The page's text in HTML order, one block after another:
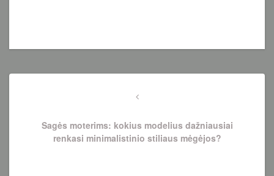
Navigacija
Previous
Sagės moterims: kokius modelius dažniausiai
renkasi minimalistinio stiliaus mėgėjos?